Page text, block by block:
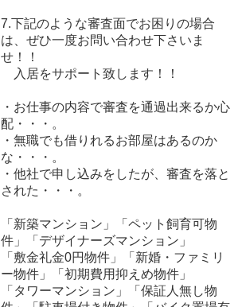
7.下記のような審査面でお困りの場合
は、ぜひ一度お問い合わせ下さいま
せ！！
入居をサポート致します！！
・お仕事の内容で審査を通過出来るか心
配・・・。
・無職でも借りれるお部屋はあるのか
な・・・。
・他社で申し込みをしたが、審査を落と
された・・・。
「新築マンション」「ペット飼育可物
件」「デザイナーズマンション」
「敷金礼金0円物件」「新婚・ファミリ
ー物件」「初期費用抑えめ物件」
「タワーマンション」「保証人無し物